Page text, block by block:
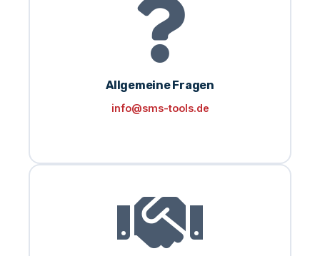
Allgemeine Fragen
info@sms-tools.de